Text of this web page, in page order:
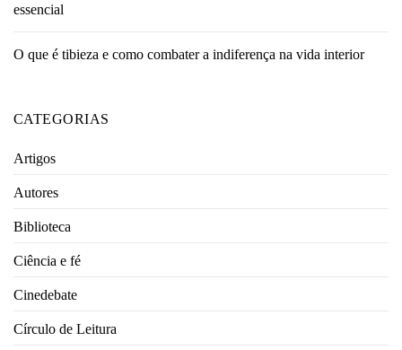
essencial
O que é tibieza e como combater a indiferença na vida interior
CATEGORIAS
Artigos
Autores
Biblioteca
Ciência e fé
Cinedebate
Círculo de Leitura